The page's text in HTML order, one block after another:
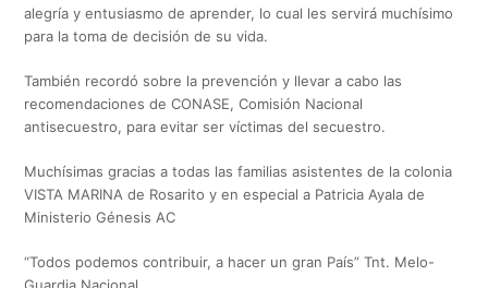
alegría y entusiasmo de aprender, lo cual les servirá muchísimo
para la toma de decisión de su vida.
También recordó sobre la prevención y llevar a cabo las
recomendaciones de CONASE, Comisión Nacional
antisecuestro, para evitar ser víctimas del secuestro.
Muchísimas gracias a todas las familias asistentes de la colonia
VISTA MARINA de Rosarito y en especial a Patricia Ayala de
Ministerio Génesis AC
“Todos podemos contribuir, a hacer un gran País” Tnt. Melo-
Guardia Nacional